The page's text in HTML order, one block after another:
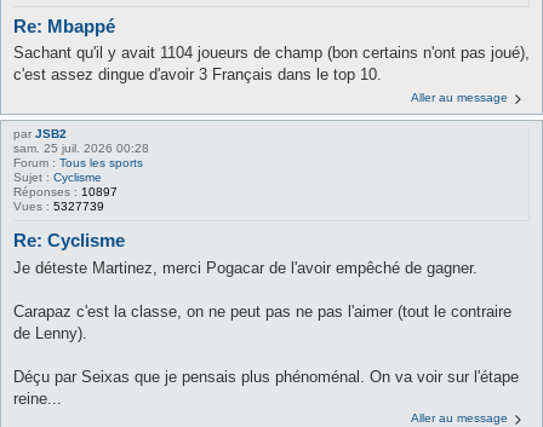
Re: Mbappé
Sachant qu'il y avait 1104 joueurs de champ (bon certains n'ont pas joué),
c'est assez dingue d'avoir 3 Français dans le top 10.
Aller au message
par JSB2
sam. 25 juil. 2026 00:28
Forum : Tous les sports
Sujet : Cyclisme
Réponses : 10897
Vues : 5327739
Re: Cyclisme
Je déteste Martinez, merci Pogacar de l'avoir empêché de gagner.
Carapaz c'est la classe, on ne peut pas ne pas l'aimer (tout le contraire
de Lenny).
Déçu par Seixas que je pensais plus phénoménal. On va voir sur l'étape
reine...
Aller au message